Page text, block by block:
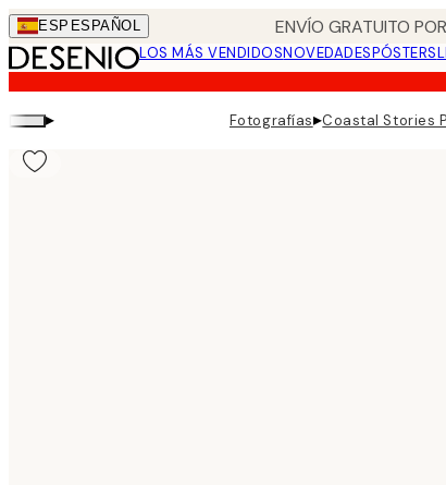
Skip
to
main
content.
ESP ESPAÑOL ENVÍO GRATUITO
LOS MÁS VENDIDOSNOVEDADESPÓSTERS
▸ Fotografías▸Coastal Stories